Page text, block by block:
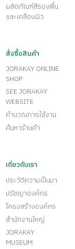
ผลิตภัณฑ์สีรองพื้น
และเคลือบผิว
สั่งซื้อสินค้า
JORAKAY ONLINE
SHOP
SEE JORAKAY
WEBSITE
คำนวณการใช้งาน
ค้นหาร้านค้า
เกี่ยวกับเรา
ประวัติความเป็นมา
ปรัชญาองค์กร
โครงสร้างองค์กร
สำนักงานใหญ่
JORAKAY
MUSEUM